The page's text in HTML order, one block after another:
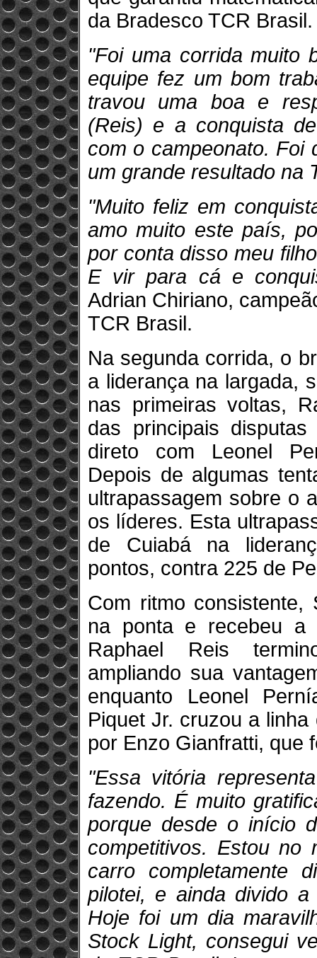
da Bradesco TCR Brasil.
"Foi uma corrida muito
equipe fez um bom
travou uma boa e
(Reis) e a conquista
com o campeonato. Foi
um grande resultado na
"Muito feliz em
amo muito este país,
por conta disso meu
E vir para cá e
Adrian Chiriano,
TCR Brasil.
Na segunda corrida, o
a liderança na largada,
nas primeiras voltas,
das principais
direto com Leonel
Depois de algumas
ultrapassagem sobre o
os líderes. Esta
de Cuiabá na
pontos, contra 225 de
Com ritmo consistente,
na ponta e recebeu a
Raphael Reis
ampliando sua
enquanto Leonel
Piquet Jr. cruzou a
por Enzo Gianfratti, que
"Essa vitória
fazendo. É muito
porque desde o início
competitivos. Estou no
carro completamente
pilotei, e ainda divido
Hoje foi um dia
Stock Light, consegui